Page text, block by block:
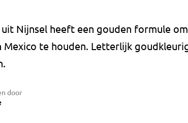
Nijnsel heeft een gouden formule
Mexico te houden. Letterlijk
door